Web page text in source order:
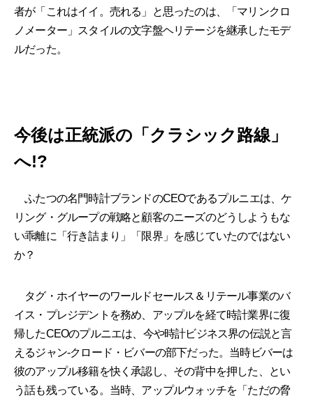
者が「これはイイ。売れる」と思ったのは、「マリンクロ
ノメーター」スタイルの文字盤ヘリテージを継承したモデ
ルだった。
今後は正統派の「クラシック路線」
へ!?
ふたつの名門時計ブランドのCEOであるプルニエは、ケ
リング・グループの戦略と顧客のニーズのどうしようもな
い乖離に「行き詰まり」「限界」を感じていたのではない
か？
タグ・ホイヤーのワールドセールス＆リテール事業のバ
イス・プレジデントを務め、アップルを経て時計業界に復
帰したCEOのプルニエは、今や時計ビジネス界の伝説と言
えるジャン-クロード・ビバーの部下だった。当時ビバーは
彼のアップル移籍を快く承認し、その背中を押した、とい
う話も残っている。当時、アップルウォッチを「ただの脅